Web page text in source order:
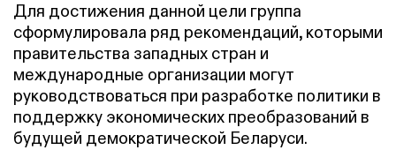
Для достижения данной цели группа
сформулировала ряд рекомендаций, которыми
правительства западных стран и
международные организации могут
руководствоваться при разработке политики в
поддержку экономических преобразований в
будущей демократической Беларуси.